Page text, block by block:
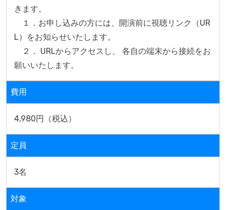
きます。
１．お申し込みの方には、開演前に視聴リンク（UR
L）をお知らせいたします。
２． URLからアクセスし、 各自の端末から接続をお
願いいたします。
費用
4,980円（税込）
定員
3名
対象